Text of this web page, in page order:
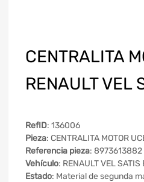
CENTRALITA
RENAULT VEL
RefID: 136006
Pieza: CENTRALITA MOTOR
Referencia pieza: 8973613882
Vehículo: RENAULT VEL SATIS
Estado: Material de segunda